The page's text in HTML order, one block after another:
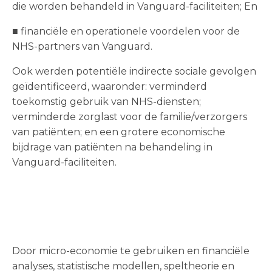
die worden behandeld in Vanguard-faciliteiten; En
■ financiële en operationele voordelen voor de
NHS-partners van Vanguard.
Ook werden potentiële indirecte sociale gevolgen
geïdentificeerd, waaronder: verminderd
toekomstig gebruik van NHS-diensten;
verminderde zorglast voor de familie/verzorgers
van patiënten; en een grotere economische
bijdrage van patiënten na behandeling in
Vanguard-faciliteiten.
Door micro-economie te gebruiken en financiële
analyses, statistische modellen, speltheorie en